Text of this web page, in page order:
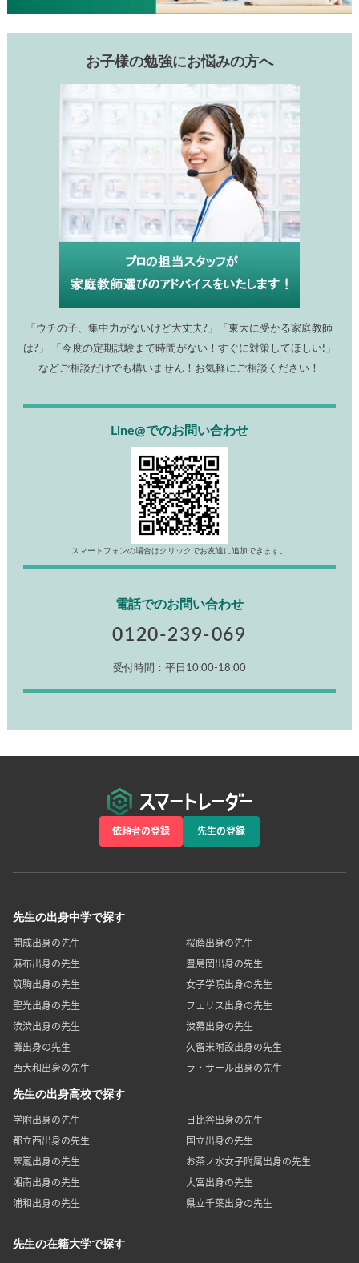
お子様の勉強にお悩みの方へ
「ウチの子、集中力がないけど大丈夫?」「東大に受かる家庭教師
は?」 「今度の定期試験まで時間がない！すぐに対策してほしい!」
などご相談だけでも構いません！お気軽にご相談ください！
Line@でのお問い合わせ
スマートフォンの場合はクリックでお友達に追加できます。
電話でのお問い合わせ
0120-239-069
受付時間：平日10:00-18:00
依頼者の登録 先生の登録
先生の出身中学で探す
開成出身の先生
桜蔭出身の先生
麻布出身の先生
豊島岡出身の先生
筑駒出身の先生
女子学院出身の先生
聖光出身の先生
フェリス出身の先生
渋渋出身の先生
渋幕出身の先生
灘出身の先生
久留米附設出身の先生
西大和出身の先生
ラ・サール出身の先生
先生の出身高校で探す
学附出身の先生
日比谷出身の先生
都立西出身の先生
国立出身の先生
翠嵐出身の先生
お茶ノ水女子附属出身の先生
湘南出身の先生
大宮出身の先生
浦和出身の先生
県立千葉出身の先生
先生の在籍大学で探す